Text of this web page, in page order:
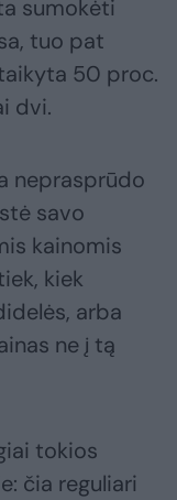
sumokėti
tuo pat
50 proc.
dvi.
neprasprūdo
savo
kainomis
kiek
arba
ne į tą
tokios
čia reguliari